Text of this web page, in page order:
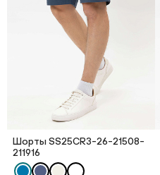
Шорты SS25CR3-26-21508-
211916